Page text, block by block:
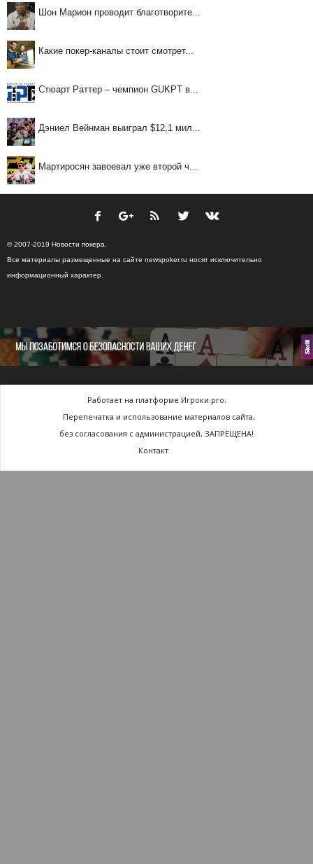
Шон Марион проводит благотворите...
Какие покер-каналы стоит смотрет...
Стюарт Раттер – чемпион GUKPT в...
Дэниел Вейнман выиграл $12,1 мил...
Мартиросян завоевал уже второй ч...
© 2007-2019 Новости покера.
Все материалы размещенные на сайте newspoker.ru носят исключительно
информационный характер.
Работает на платформе Игроки.pro.
Перепечатка и использование материалов сайта,
без согласования с администрацией, ЗАПРЕЩЕНА!
Контакт